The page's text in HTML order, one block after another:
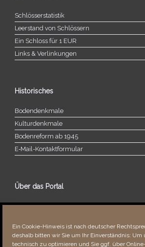
Ein Cookie-Hinweis ist nach deutscher
deshalb bitten wir Sie um Ihr Einverständnis: Um
technisch zu optimieren und Sie ggf. über
Schlösserstatistik
Leerstand von Schlössern
Ein Schloss für 1 EUR
Links & Verlinkungen
Historisches
Bodendenkmale
Kulturdenkmale
Bodenreform ab 1945
E‑Mail-​​Kontaktformular
Über das Portal
Über dieses Portal
Fehler bemerkt?